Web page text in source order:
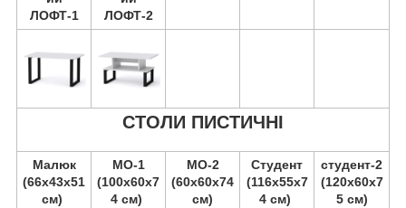
ЛОФТ-1
ЛОФТ-2
СТОЛИ ПИСТИЧНІ
Малюк
(66х43х51
см)
МО-1
(100х60х7
4 см)
МО-2
(60х60х74
см)
Студент
(116х55х7
4 см)
студент-2
(120х60х7
5 см)